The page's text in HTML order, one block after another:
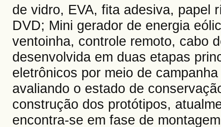
de vidro, EVA, fita adesiva, papel
DVD; Mini gerador de energia
ventoinha, controle remoto, cabo
desenvolvida em duas etapas
eletrônicos por meio de
avaliando o estado de
construção dos protótipos,
encontra-se em fase de